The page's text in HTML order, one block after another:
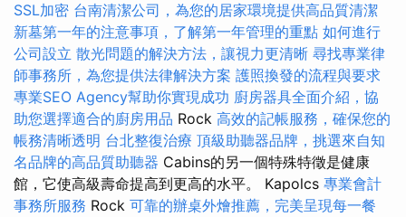
SSL加密 台南清潔公司，為您的居家環境提供高品質清潔
新墓第一年的注意事項，了解第一年管理的重點 如何進行
公司設立 散光問題的解決方法，讓視力更清晰 尋找專業律
師事務所，為您提供法律解決方案 護照換發的流程與要求
專業SEO Agency幫助你實現成功 廚房器具全面介紹，協
助您選擇適合的廚房用品 Rock 高效的記帳服務，確保您的
帳務清晰透明 台北整復治療 頂級助聽器品牌，挑選來自知
名品牌的高品質助聽器 Cabins的另一個特殊特徵是健康
館，它使高級壽命提高到更高的水平。 Kapolcs 專業會計
事務所服務 Rock 可靠的辦桌外燴推薦，完美呈現每一餐